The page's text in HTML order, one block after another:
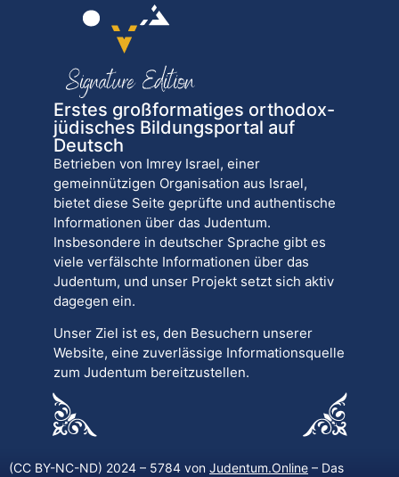
Erstes großformatiges orthodox-
jüdisches Bildungsportal auf
Deutsch
Betrieben von Imrey Israel, einer
gemeinnützigen Organisation aus Israel,
bietet diese Seite geprüfte und authentische
Informationen über das Judentum.
Insbesondere in deutscher Sprache gibt es
viele verfälschte Informationen über das
Judentum, und unser Projekt setzt sich aktiv
dagegen ein.
Unser Ziel ist es, den Besuchern unserer
Website, eine zuverlässige Informationsquelle
zum Judentum bereitzustellen.
(CC BY-NC-ND) 2024 – 5784 von Judentum.Online – Das